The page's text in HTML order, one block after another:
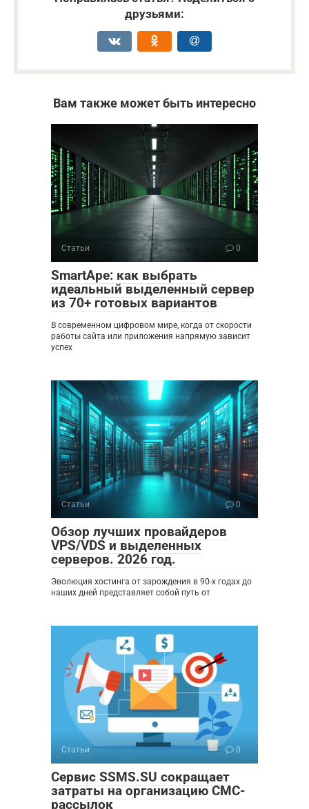
друзьями:
Вам также может быть интересно
Статьи 0
SmartApe: как выбрать
идеальный выделенный сервер
из 70+ готовых вариантов
В современном цифровом мире, когда от скорости
работы сайта или приложения напрямую зависит
успех
Статьи 0
Обзор лучших провайдеров
VPS/VDS и выделенных
серверов. 2026 год.
Эволюция хостинга от зарождения в 90-х годах до
наших дней представляет собой путь от
Статьи 0
Сервис SSMS.SU сокращает
затраты на организацию СМС-
рассылок